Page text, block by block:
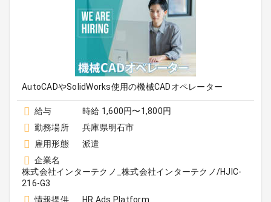
AutoCADやSolidWorks使用の機械CADオペレーター
給与
時給 1,600円〜1,800円
勤務場所
兵庫県明石市
雇用形態
派遣
企業名
株式会社インターテクノ_株式会社インターテクノ/HJIC-
216-G3
情報提供
HR Ads Platform